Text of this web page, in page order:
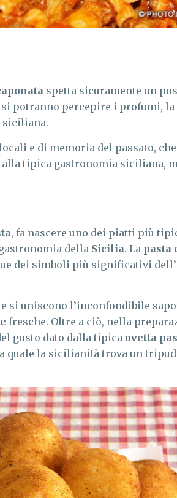
spetta sicuramente un
potranno percepire i profumi, la
siciliana.
e di memoria del passato,
tipica gastronomia siciliana,
, fa nascere uno dei piatti più
della Sicilia. La pasta
dei simboli più significativi
si uniscono l’inconfondibile
fresche. Oltre a ciò, nella
gusto dato dalla tipica uvetta
quale la sicilianità trova un